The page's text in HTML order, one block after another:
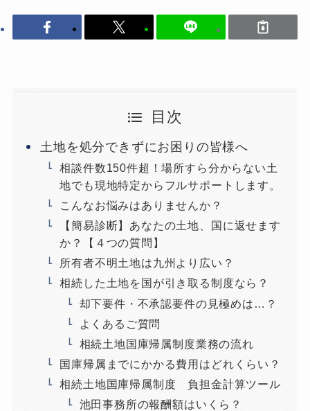
目次
土地を処分できずにお困りの皆様へ
相談件数150件超！場所すら分からない土
地でも現地特定からフルサポートします。
こんなお悩みはありませんか？
【簡易診断】あなたの土地、国に返せます
か？【４つの質問】
所有者不明土地は九州より広い？
相続した土地を国が引き取る制度なら？
却下要件・不承認要件の見極めは…？
よくあるご質問
相続土地国庫帰属制度業務の流れ
国庫帰属までにかかる費用はどれくらい？
相続土地国庫帰属制度 負担金計算ツール
池田事務所の報酬額はいくら？